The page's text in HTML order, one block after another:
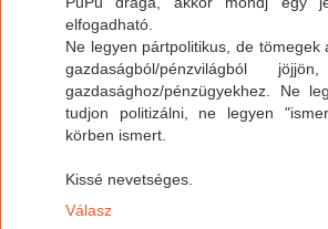
elfogadható.
Ne legyen pártpolitikus, de tömegek
gazdaságból/pénzvilágból
gazdasághoz/pénzügyekhez. Ne
tudjon politizálni, ne legyen
körben ismert.
Kissé nevetséges.
Válasz